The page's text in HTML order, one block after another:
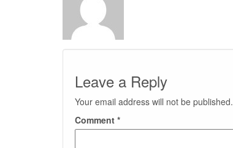
Leave a Reply
Your email address will not be published.
Comment *